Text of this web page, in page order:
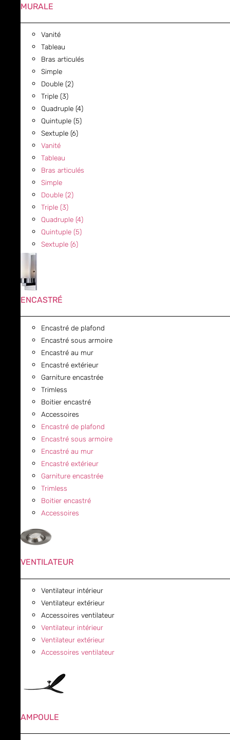
MURALE
Vanité
Tableau
Bras articulés
Simple
Double (2)
Triple (3)
Quadruple (4)
Quintuple (5)
Sextuple (6)
Vanité
Tableau
Bras articulés
Simple
Double (2)
Triple (3)
Quadruple (4)
Quintuple (5)
Sextuple (6)
ENCASTRÉ
Encastré de plafond
Encastré sous armoire
Encastré au mur
Encastré extérieur
Garniture encastrée
Trimless
Boitier encastré
Accessoires
Encastré de plafond
Encastré sous armoire
Encastré au mur
Encastré extérieur
Garniture encastrée
Trimless
Boitier encastré
Accessoires
VENTILATEUR
Ventilateur intérieur
Ventilateur extérieur
Accessoires ventilateur
Ventilateur intérieur
Ventilateur extérieur
Accessoires ventilateur
AMPOULE